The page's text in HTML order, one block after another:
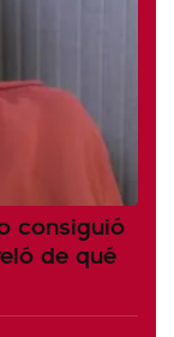
consiguió
de qué